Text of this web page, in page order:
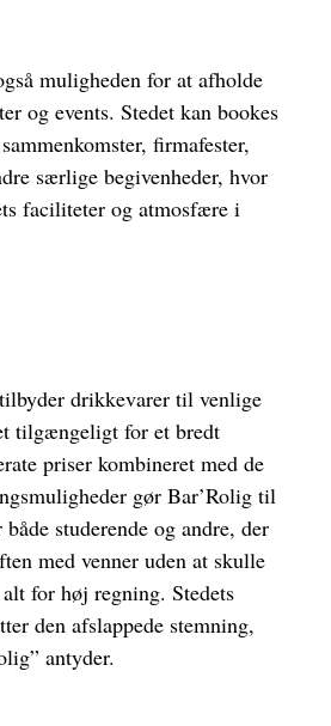
muligheden for at afholde
og events. Stedet kan bookes
firmafester,
særlige begivenheder, hvor
faciliteter og atmosfære i
drikkevarer til venlige
tilgængeligt for et bredt
priser kombineret med de
gør Bar’Rolig til
studerende og andre, der
med venner uden at skulle
for høj regning. Stedets
den afslappede stemning,
antyder.